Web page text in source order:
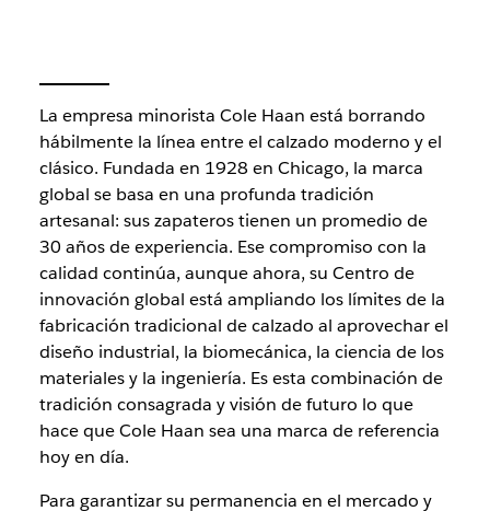
La empresa minorista Cole Haan está borrando
hábilmente la línea entre el calzado moderno y el
clásico. Fundada en 1928 en Chicago, la marca
global se basa en una profunda tradición
artesanal: sus zapateros tienen un promedio de
30 años de experiencia. Ese compromiso con la
calidad continúa, aunque ahora, su Centro de
innovación global está ampliando los límites de la
fabricación tradicional de calzado al aprovechar el
diseño industrial, la biomecánica, la ciencia de los
materiales y la ingeniería. Es esta combinación de
tradición consagrada y visión de futuro lo que
hace que Cole Haan sea una marca de referencia
hoy en día.
Para garantizar su permanencia en el mercado y